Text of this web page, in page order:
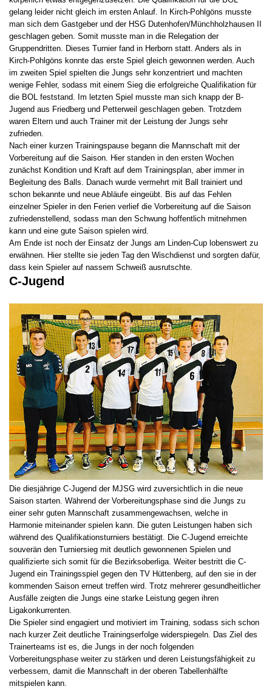
gelang leider nicht gleich im ersten Anlauf. In Kirch-Pohlgöns musste
man sich dem Gastgeber und der HSG Dutenhofen/Münchholzhausen II
geschlagen geben. Somit musste man in die Relegation der
Gruppendritten. Dieses Turnier fand in Herborn statt. Anders als in
Kirch-Pohlgöns konnte das erste Spiel gleich gewonnen werden. Auch
im zweiten Spiel spielten die Jungs sehr konzentriert und machten
wenige Fehler, sodass mit einem Sieg die erfolgreiche Qualifikation für
die BOL feststand. Im letzten Spiel musste man sich knapp der B-
Jugend aus Friedberg und Petterweil geschlagen geben. Trotzdem
waren Eltern und auch Trainer mit der Leistung der Jungs sehr
zufrieden.
Nach einer kurzen Trainingspause begann die Mannschaft mit der
Vorbereitung auf die Saison. Hier standen in den ersten Wochen
zunächst Kondition und Kraft auf dem Trainingsplan, aber immer in
Begleitung des Balls. Danach wurde vermehrt mit Ball trainiert und
schon bekannte und neue Abläufe eingeübt. Bis auf das Fehlen
einzelner Spieler in den Ferien verlief die Vorbereitung auf die Saison
zufriedenstellend, sodass man den Schwung hoffentlich mitnehmen
kann und eine gute Saison spielen wird.
Am Ende ist noch der Einsatz der Jungs am Linden-Cup lobenswert zu
erwähnen. Hier stellte sie jeden Tag den Wischdienst und sorgten dafür,
dass kein Spieler auf nassem Schweiß ausrutschte.
C-Jugend
Die diesjährige C-Jugend der MJSG wird zuversichtlich in die neue
Saison starten. Während der Vorbereitungsphase sind die Jungs zu
einer sehr guten Mannschaft zusammengewachsen, welche in
Harmonie miteinander spielen kann. Die guten Leistungen haben sich
während des Qualifikationsturniers bestätigt. Die C-Jugend erreichte
souverän den Turniersieg mit deutlich gewonnenen Spielen und
qualifizierte sich somit für die Bezirksoberliga. Weiter bestritt die C-
Jugend ein Trainingsspiel gegen den TV Hüttenberg, auf den sie in der
kommenden Saison erneut treffen wird. Trotz mehrerer gesundheitlicher
Ausfälle zeigten die Jungs eine starke Leistung gegen ihren
Ligakonkurrenten.
Die Spieler sind engagiert und motiviert im Training, sodass sich schon
nach kurzer Zeit deutliche Trainingserfolge widerspiegeln. Das Ziel des
Trainerteams ist es, die Jungs in der noch folgenden
Vorbereitungsphase weiter zu stärken und deren Leistungsfähigkeit zu
verbessern, damit die Mannschaft in der oberen Tabellenhälfte
mitspielen kann.